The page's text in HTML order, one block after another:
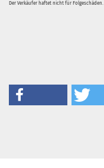
Der Verkäufer haftet nicht für Folgeschäden.